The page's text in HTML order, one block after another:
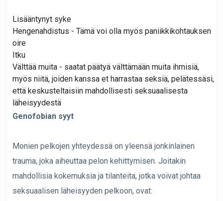
Lisääntynyt syke
Hengenahdistus - Tämä voi olla myös paniikkikohtauksen
oire
Itku
Välttää muita - saatat päätyä välttämään muita ihmisiä,
myös niitä, joiden kanssa et harrastaa seksiä, pelätessäsi,
että keskusteltaisiin mahdollisesti seksuaalisesta
läheisyydestä
Genofobian syyt
Monien pelkojen yhteydessä on yleensä jonkinlainen
trauma, joka aiheuttaa pelon kehittymisen. Joitakin
mahdollisia kokemuksia ja tilanteita, jotka voivat johtaa
seksuaalisen läheisyyden pelkoon, ovat: